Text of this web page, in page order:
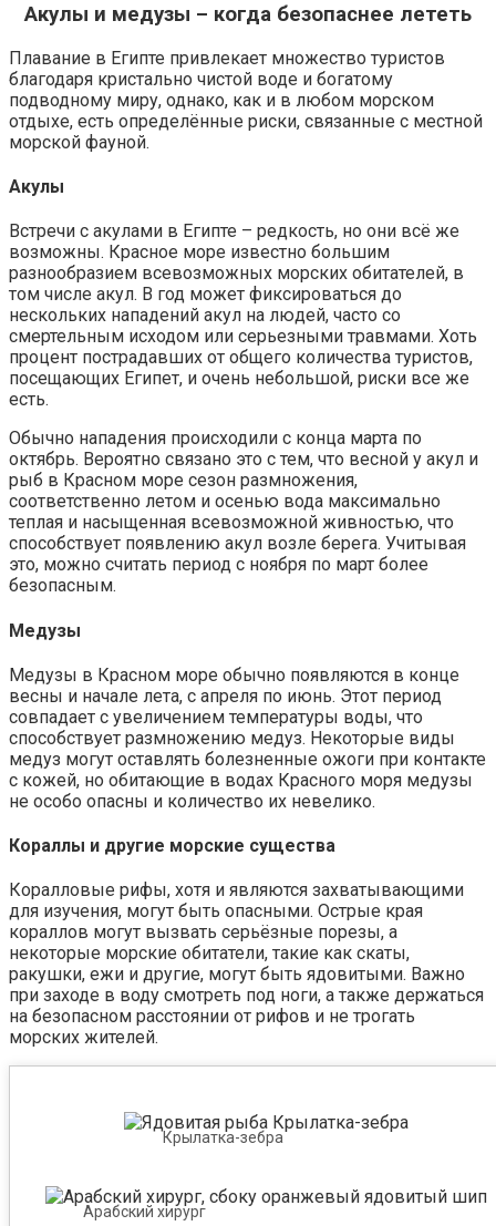
Акулы и медузы – когда безопаснее лететь
Плавание в Египте привлекает множество туристов
благодаря кристально чистой воде и богатому
подводному миру, однако, как и в любом морском
отдыхе, есть определённые риски, связанные с местной
морской фауной.
Акулы
Встречи с акулами в Египте – редкость, но они всё же
возможны. Красное море известно большим
разнообразием всевозможных морских обитателей, в
том числе акул. В год может фиксироваться до
нескольких нападений акул на людей, часто со
смертельным исходом или серьезными травмами. Хоть
процент пострадавших от общего количества туристов,
посещающих Египет, и очень небольшой, риски все же
есть.
Обычно нападения происходили с конца марта по
октябрь. Вероятно связано это с тем, что весной у акул и
рыб в Красном море сезон размножения,
соответственно летом и осенью вода максимально
теплая и насыщенная всевозможной живностью, что
способствует появлению акул возле берега. Учитывая
это, можно считать период с ноября по март более
безопасным.
Медузы
Медузы в Красном море обычно появляются в конце
весны и начале лета, с апреля по июнь. Этот период
совпадает с увеличением температуры воды, что
способствует размножению медуз. Некоторые виды
медуз могут оставлять болезненные ожоги при контакте
с кожей, но обитающие в водах Красного моря медузы
не особо опасны и количество их невелико.
Кораллы и другие морские существа
Коралловые рифы, хотя и являются захватывающими
для изучения, могут быть опасными. Острые края
кораллов могут вызвать серьёзные порезы, а
некоторые морские обитатели, такие как скаты,
ракушки, ежи и другие, могут быть ядовитыми. Важно
при заходе в воду смотреть под ноги, а также держаться
на безопасном расстоянии от рифов и не трогать
морских жителей.
Крылатка-зебра
Арабский хирург